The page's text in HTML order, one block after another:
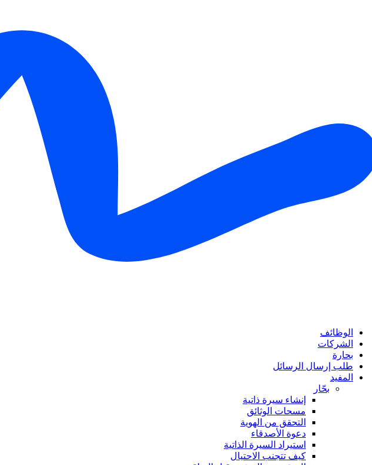
الوظائف
الشركات
بحارة
طلب إرسال الرسائل
المفيد
بحّار
إنشاء سيرة ذاتية
مسحات الوثائق
التحقق من الهوية
دعوة الأصدقاء
استيراد السيرة الذاتية
كيف تتجنب الاحتيال